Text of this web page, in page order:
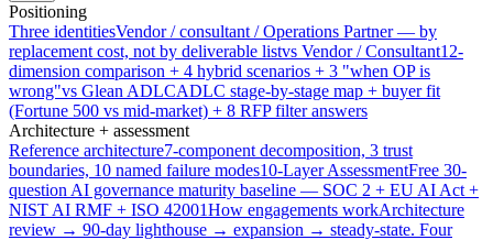
Positioning
Three identitiesVendor / consultant / Operations Partner — by
replacement cost, not by deliverable listvs Vendor / Consultant12-
dimension comparison + 4 hybrid scenarios + 3 "when OP is
wrong"vs Glean ADLCADLC stage-by-stage map + buyer fit
(Fortune 500 vs mid-market) + 8 RFP filter answers
Architecture + assessment
Reference architecture7-component decomposition, 3 trust
boundaries, 10 named failure modes10-Layer AssessmentFree 30-
question AI governance maturity baseline — SOC 2 + EU AI Act +
NIST AI RMF + ISO 42001How engagements workArchitecture
review → 90-day lighthouse → expansion → steady-state. Four